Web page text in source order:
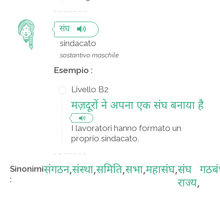
संघ
sindacato
sostantivo maschile
Esempio :
Livello B2
मज़दूरों ने अपना एक संघ बनाया है
I lavoratori hanno formato un
proprio sindacato.
Sinonimi
:
संगठन,संस्था,समिति,सभा,महासंघ,संघ
राज्य,